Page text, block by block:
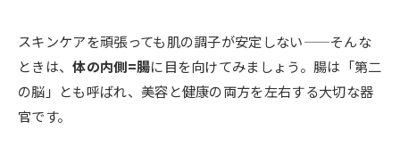
スキンケアを頑張っても肌の調子が安定しない——そんな
ときは、体の内側=腸に目を向けてみましょう。腸は「第二
の脳」とも呼ばれ、美容と健康の両方を左右する大切な器
官です。